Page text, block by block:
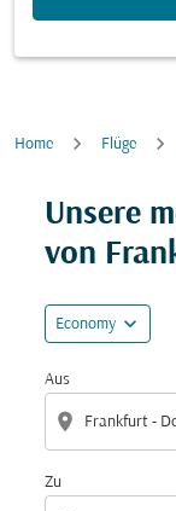
Home Flüge
Unsere
von
Economy expand_more
Aus
location_on
Zu
Versuchen